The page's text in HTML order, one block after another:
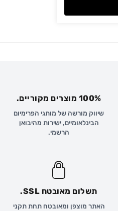
100% מוצרים מקוריים.
שיווק מורשה של מותגי הפרימיום
הבינלאומיים, ישירות מהיבואן
הרשמי.
תשלום מאובטח SSL.
האתר מוצפן ומאובטח תחת תקני